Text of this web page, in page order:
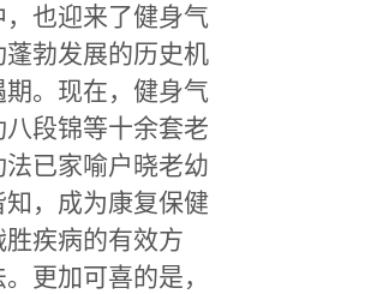
，也迎来了健身气
蓬勃发展的历史机
期。现在，健身气
八段锦等十余套老
法已家喻户晓老幼
知，成为康复保健
胜疾病的有效方
。更加可喜的是，